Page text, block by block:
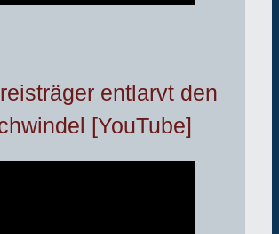
entlarvt den
[YouTube]